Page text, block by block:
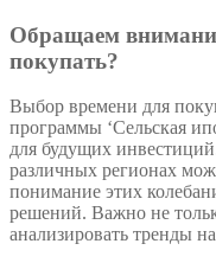
Обращаем
покупать?
Выбор времени для
программы ‘Сельская
для будущих
различных регионах
понимание этих
решений. Важно не
анализировать тренды